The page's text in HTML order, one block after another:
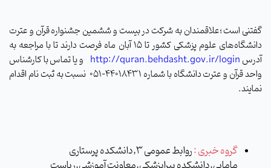
گفتنی است ؛علاقمندان به شرکت در بیست ‌و ششمین جشنواره قرآن و عترت
دانشگاه‌های علوم پزشکی کشور تا 15 آبان ماه فرصت دارند تا با مراجعه به
آدرس http://quran.behdasht.gov.ir/login و یا تماس با کارشناس
واحد قرآن ‌و عترت دانشگاه با شماره 44018431-051 نسبت به ثبت نام اقدام
نمایند.
گروه خبری :
روابط عمومی 3,دانشکده پرستاری